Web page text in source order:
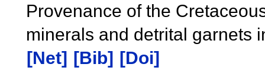
Provenance of the
minerals and detrital garnets
[Net] [Bib] [Doi]